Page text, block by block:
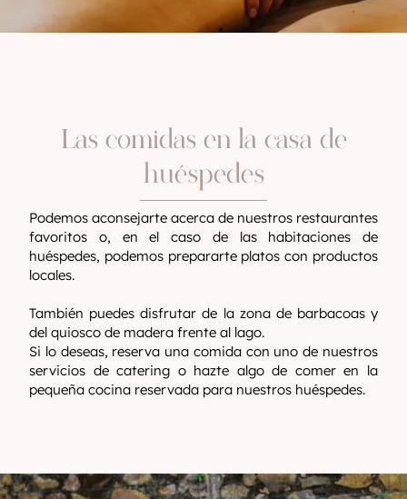
Las comidas en la casa de
huéspedes
Podemos aconsejarte acerca de nuestros restaurantes
favoritos o, en el caso de las habitaciones de
huéspedes, podemos prepararte platos con productos
locales.
También puedes disfrutar de la zona de barbacoas y
del quiosco de madera frente al lago.
Si lo deseas, reserva una comida con uno de nuestros
servicios de catering o hazte algo de comer en la
pequeña cocina reservada para nuestros huéspedes.